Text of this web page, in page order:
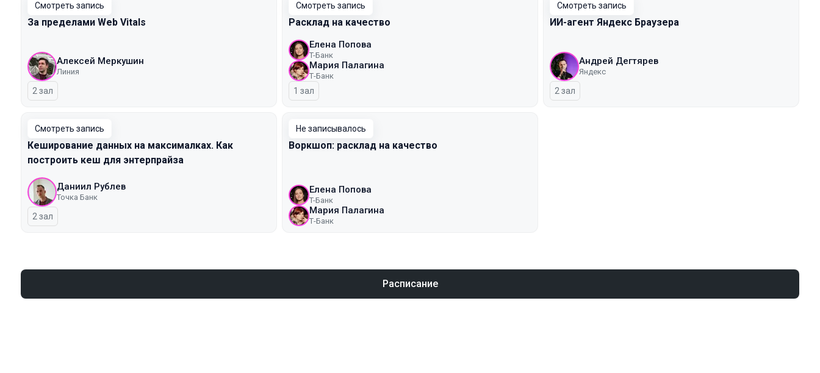
Смотреть запись
За пределами Web Vitals
Алексей Меркушин
Линия
2 зал
Смотреть запись
Расклад на качество
Елена Попова
T-Банк
Мария Палагина
Т-Банк
1 зал
Смотреть запись
ИИ-агент Яндекс Браузера
Андрей Дегтярев
Яндекс
2 зал
Смотреть запись
Кеширование данных на максималках. Как
построить кеш для энтерпрайза
Даниил Рублев
Точка Банк
2 зал
Не записывалось
Воркшоп: расклад на качество
Елена Попова
T-Банк
Мария Палагина
Т-Банк
Расписание